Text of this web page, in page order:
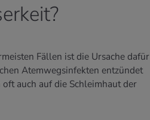
Fällen ist die Ursache dafür
Atemwegsinfekten entzündet
auch auf die Schleimhaut der